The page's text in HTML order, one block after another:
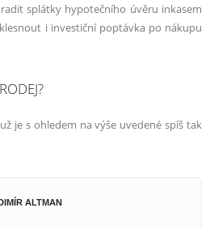
splátky hypotečního úvěru inkasem
i investiční poptávka po nákupu
je s ohledem na výše uvedené spíš tak
ALTMAN